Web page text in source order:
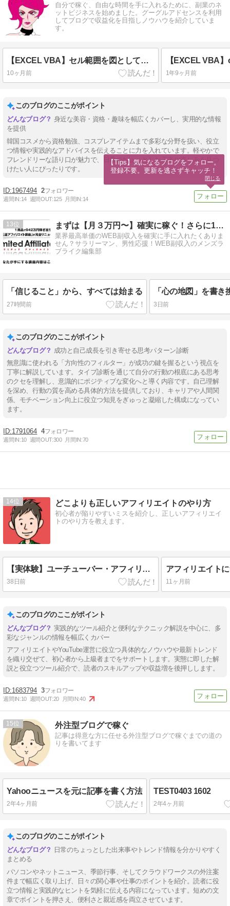
自分で稼ぐ、自由な時間を手に入れるために、副業のネ
ットビジネスを始めました。グーグルアドセンスを利用
してブログで収益化を目指しノウハウを紹介していま
す。
【EXCEL VBA】セル範囲を図として貼り付け「CopyPicture」時短テク
10ヶ月前 1年9ヶ月前
このブログのここがポイント
身近な美容・資格・趣味を幅広くカバーし、実用的な情報
を提供
韓国コスメから資格勉強、コスプレアイテムまで多彩な分野を扱い、役立
つ情報や実践的なアドバイスを伝えることに力を入れています。軽やかで
フレンドリーな語り口が魅力で、日常のちょっとした工夫や楽しみを見つ
けたい人にぴったりです。
1967494 2
週間IN:14 週間OUT:125 月間IN:14
13 まずは【月３万円〜】確実に稼ぐ！さらに10万⇒100万への道
業界最高単価のWEB副収入を確実に手に入れたくありま
せん？サラリーマン、男性応援！WEB副収入のメンズラ
ブライク編集部
「信じること」から、すべては始まる
27時間前 3日前
このブログのここがポイント
成功と自己成長を引き寄せる思考パターン診断
無意識に使われる「方向性のフィルター」が成功の鍵を握るという視点を
丁寧に解説しています。タイプ診断を通じて自分の行動の根底にある思考
のクセを理解し、意識的にポジティブな変化へと導く内容です。自己理解
を深め、行動の質を高める具体的方法を提供しており、キャリアや人間関
係、モチベーション向上に役立つ知見をぎゅっと凝縮した構成になってい
ます。
1791064 4
週間IN:10 週間OUT:300 月間IN:70
14 どこよりも正しいアフィリエイトのやり方
初心者が陥りやすいミスを紹介し、正しいアフィリエイ
トのやり方を教えます。
【実体験】ユーチューバー・アフィリエイターは住宅ローンを組めるのか？
38日前 11ヶ月前
このブログのここがポイント
実践的なツール紹介と便利なテクニック解説を中心に、多
彩なジャンルの情報を幅広くカバー
アフィリエイトやYouTube運営に役立つ具体的なノウハウや最新トレンド
を織り交ぜて、初心者から上級者までをサポートします。実態に即した解
説と役立つツール紹介で、読者のスキルアップや収益増を後押しします。
1683794 3
週間IN:10 週間OUT:20 月間IN:40
15 外注型ブログで稼ぐ
記事は得意な方に任せる外注型ブログで稼ぐまでの道の
りを書いてます
Yahooニュースを元に記事を書く方法
2年4ヶ月前
TEST0403 1602
2年4ヶ月前
このブログのここがポイント
日常のちょっとした出来事やトレンド情報を分かりやすく
まとめる
パソコンやネットニュース、季節行事、そしてクラウドワークスの外注案
件まで幅広く取り上げ、日々の関心事や仕事のポイントを紹介。読者に役
立つ情報と実践的なヒントを気軽に伝える内容になっています。短めの文
章でポイントを押さえ、便利さと親近感を両立させています。
【Tips】気になるブログをフォロー。
登録不要。更新を逃さずキャッチ！
閉じる